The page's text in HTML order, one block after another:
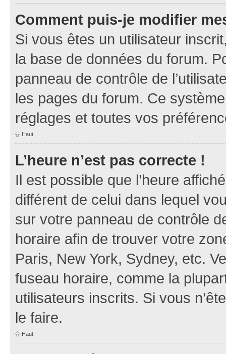
Comment puis-je modifier
Si vous êtes un utilisateur
la base de données du forum.
panneau de contrôle de
les pages du forum. Ce
réglages et toutes vos
Haut
L’heure n’est pas correcte !
Il est possible que l’heure
différent de celui dans lequel
sur votre panneau de contrôle
horaire afin de trouver votre
Paris, New York, Sydney, etc.
fuseau horaire, comme la
utilisateurs inscrits. Si vous
le faire.
Haut